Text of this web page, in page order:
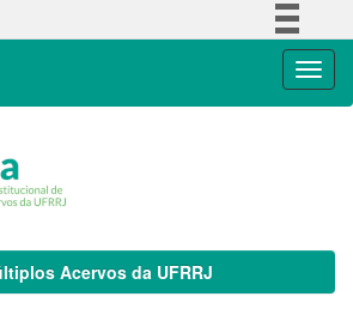
Acervos da UFRRJ